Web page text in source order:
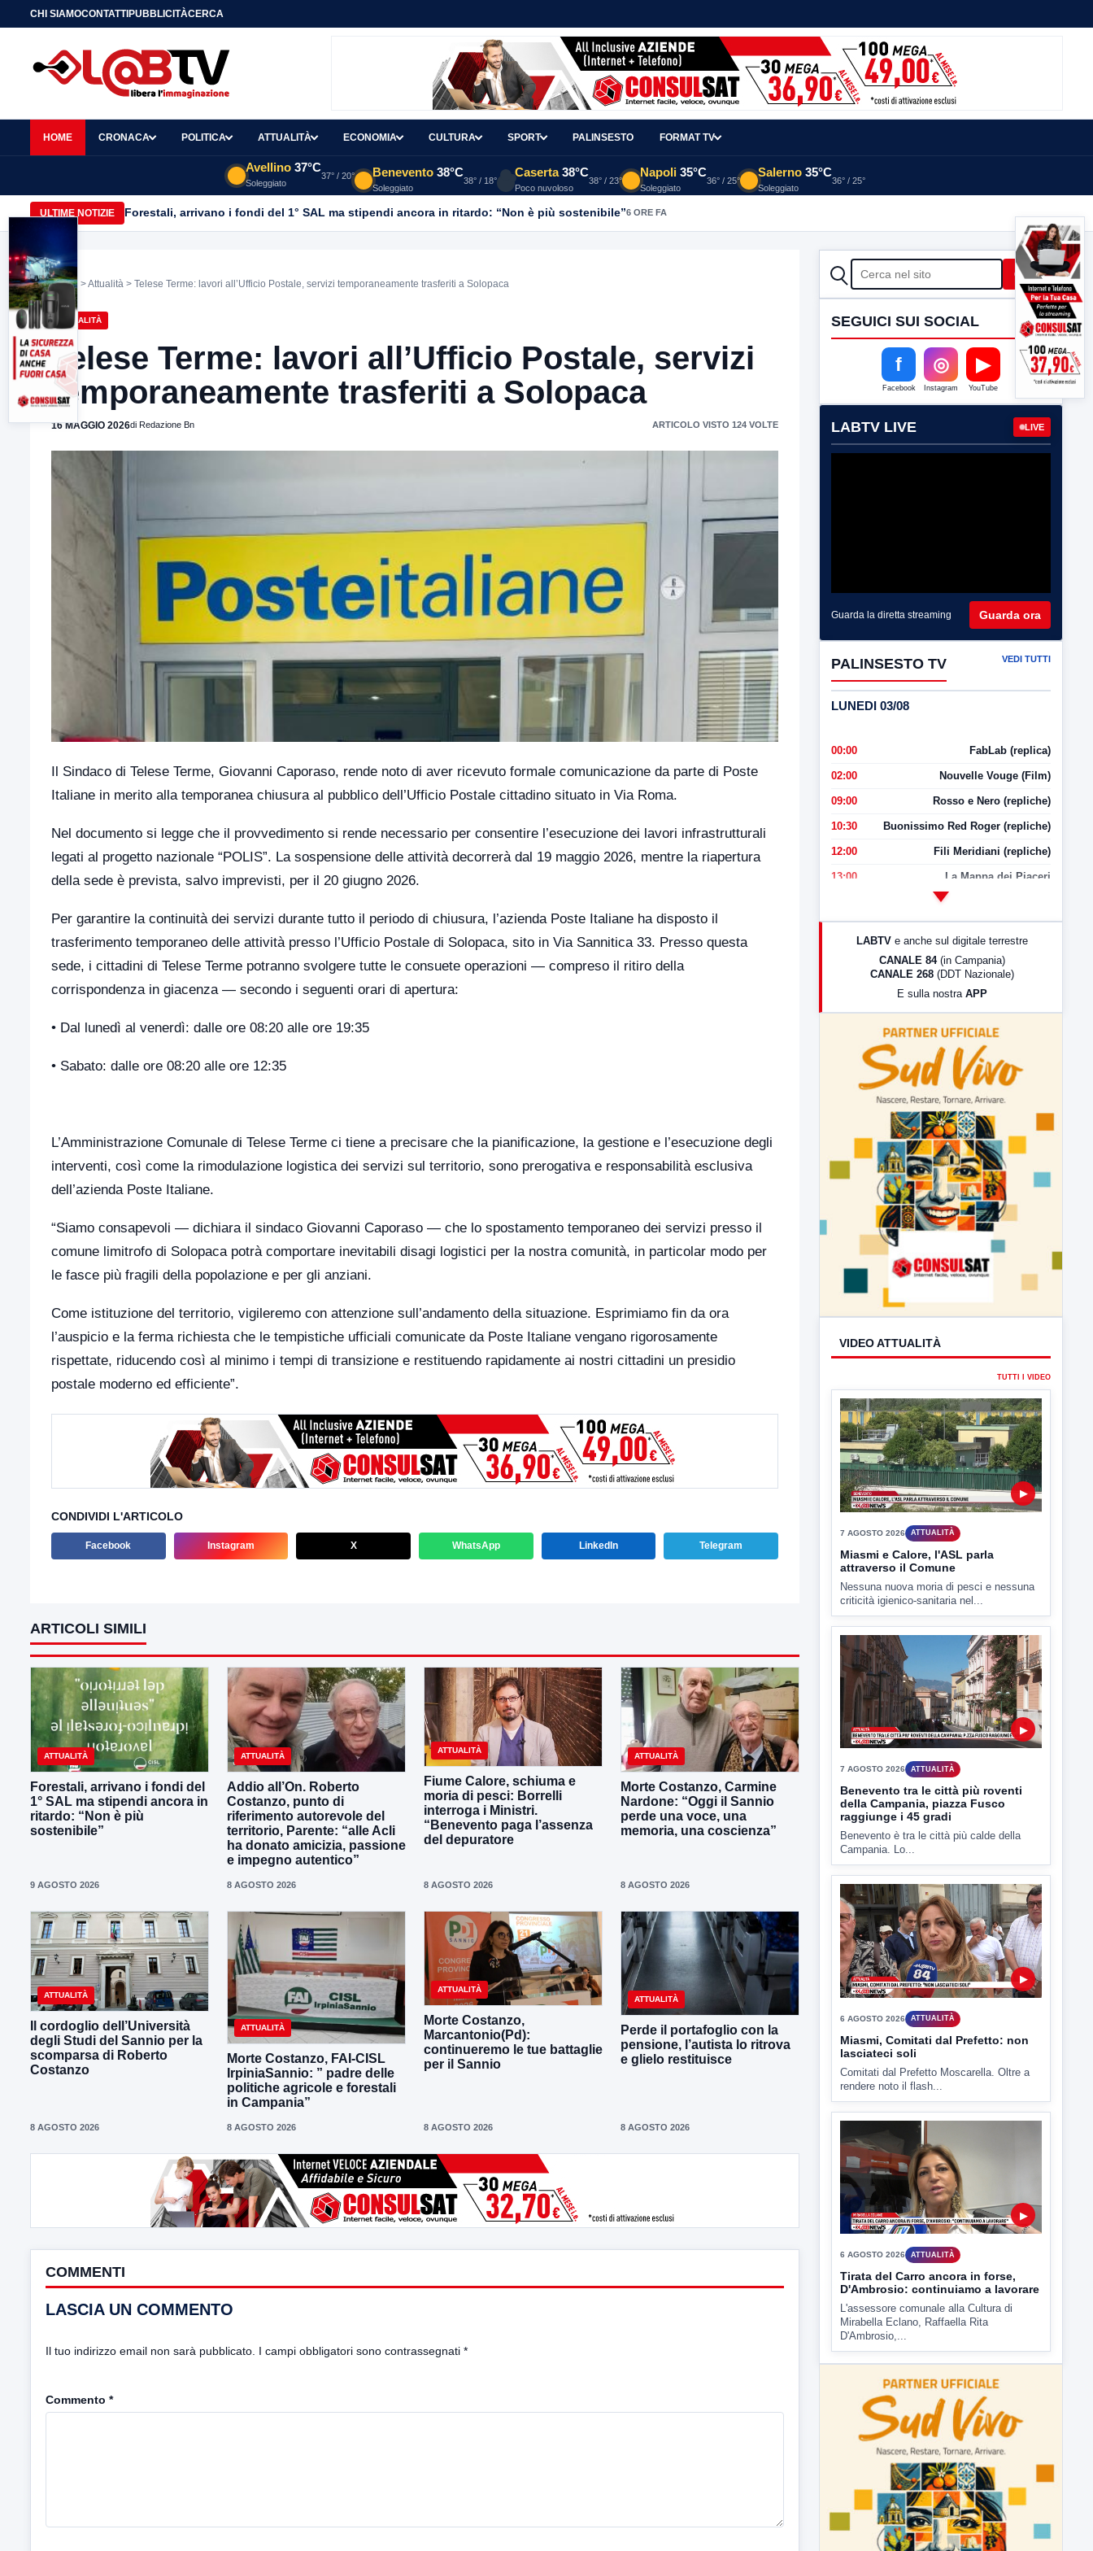
CHI SIAMOCONTATTIPUBBLICITÀCERCA
HOME CRONACA POLITICA ATTUALITÀ ECONOMIA CULTURA SPORT PALINSESTO FORMAT TV
Avellino 37°C
Soleggiato
37° / 20° Benevento 38°C
Soleggiato
38° / 18°
Caserta 38°C
Poco nuvoloso
38° / 23°
Napoli 35°C
Soleggiato
36° / 25°
Salerno 35°C
Soleggiato
36° / 25°
ULTIME NOTIZIE Forestali, arrivano i fondi del 1° SAL ma stipendi ancora in ritardo: “Non è più sostenibile”6 ORE FA
Home >Attualità > Telese Terme: lavori all’Ufficio Postale, servizi temporaneamente trasferiti a Solopaca
ATTUALITÀ
Telese Terme: lavori all’Ufficio Postale, servizi
temporaneamente trasferiti a Solopaca
16 MAGGIO 2026di Redazione Bn ARTICOLO VISTO 124 VOLTE
Il Sindaco di Telese Terme, Giovanni Caporaso, rende noto di aver ricevuto formale comunicazione da parte di Poste
Italiane in merito alla temporanea chiusura al pubblico dell’Ufficio Postale cittadino situato in Via Roma.
Nel documento si legge che il provvedimento si rende necessario per consentire l’esecuzione dei lavori infrastrutturali
legati al progetto nazionale “POLIS”. La sospensione delle attività decorrerà dal 19 maggio 2026, mentre la riapertura
della sede è prevista, salvo imprevisti, per il 20 giugno 2026.
Per garantire la continuità dei servizi durante tutto il periodo di chiusura, l’azienda Poste Italiane ha disposto il
trasferimento temporaneo delle attività presso l’Ufficio Postale di Solopaca, sito in Via Sannitica 33. Presso questa
sede, i cittadini di Telese Terme potranno svolgere tutte le consuete operazioni — compreso il ritiro della
corrispondenza in giacenza — secondo i seguenti orari di apertura:
• Dal lunedì al venerdì: dalle ore 08:20 alle ore 19:35
• Sabato: dalle ore 08:20 alle ore 12:35
L’Amministrazione Comunale di Telese Terme ci tiene a precisare che la pianificazione, la gestione e l’esecuzione degli
interventi, così come la rimodulazione logistica dei servizi sul territorio, sono prerogativa e responsabilità esclusiva
dell’azienda Poste Italiane.
“Siamo consapevoli — dichiara il sindaco Giovanni Caporaso — che lo spostamento temporaneo dei servizi presso il
comune limitrofo di Solopaca potrà comportare inevitabili disagi logistici per la nostra comunità, in particolar modo per
le fasce più fragili della popolazione e per gli anziani.
Come istituzione del territorio, vigileremo con attenzione sull’andamento della situazione. Esprimiamo fin da ora
l’auspicio e la ferma richiesta che le tempistiche ufficiali comunicate da Poste Italiane vengano rigorosamente
rispettate, riducendo così al minimo i tempi di transizione e restituendo rapidamente ai nostri cittadini un presidio
postale moderno ed efficiente”.
CONDIVIDI L'ARTICOLO
Facebook Instagram X WhatsApp LinkedIn Telegram
ARTICOLI SIMILI
ATTUALITÀ
Forestali, arrivano i fondi del
1° SAL ma stipendi ancora in
ritardo: “Non è più
sostenibile”
9 AGOSTO 2026
ATTUALITÀ
Addio all’On. Roberto
Costanzo, punto di
riferimento autorevole del
territorio, Parente: “alle Acli
ha donato amicizia, passione
e impegno autentico”
8 AGOSTO 2026
ATTUALITÀ
Fiume Calore, schiuma e
moria di pesci: Borrelli
interroga i Ministri.
“Benevento paga l’assenza
del depuratore
8 AGOSTO 2026
ATTUALITÀ
Morte Costanzo, Carmine
Nardone: “Oggi il Sannio
perde una voce, una
memoria, una coscienza”
8 AGOSTO 2026
ATTUALITÀ
Il cordoglio dell’Università
degli Studi del Sannio per la
scomparsa di Roberto
Costanzo
8 AGOSTO 2026
ATTUALITÀ
Morte Costanzo, FAI-CISL
IrpiniaSannio: ” padre delle
politiche agricole e forestali
in Campania”
8 AGOSTO 2026
ATTUALITÀ
Morte Costanzo,
Marcantonio(Pd):
continueremo le tue battaglie
per il Sannio
8 AGOSTO 2026
ATTUALITÀ
Perde il portafoglio con la
pensione, l’autista lo ritrova
e glielo restituisce
8 AGOSTO 2026
COMMENTI
LASCIA UN COMMENTO
Il tuo indirizzo email non sarà pubblicato. I campi obbligatori sono contrassegnati *
Commento *
CERCA Cerca
SEGUICI SUI SOCIAL
f
Facebook
◎
Instagram
▶
YouTube
LABTV LIVE LIVE
Guarda la diretta streaming Guarda ora
PALINSESTO TV VEDI TUTTI
LUNEDI 03/08
00:00 FabLab (replica)
02:00 Nouvelle Vouge (Film)
09:00 Rosso e Nero (repliche)
10:30 Buonissimo Red Roger (repliche)
12:00 Fili Meridiani (repliche)
13:00 La Mappa dei Piaceri
LabNews (Diretta)
LabNews (replica)
LABTV e anche sul digitale terrestre
CANALE 84 (in Campania)
CANALE 268 (DDT Nazionale)
E sulla nostra APP
TUTTI I VIDEO
▶
7 AGOSTO 2026 ATTUALITÀ
Miasmi e Calore, l'ASL parla
attraverso il Comune
Nessuna nuova moria di pesci e nessuna
criticità igienico-sanitaria nel...
▶
7 AGOSTO 2026 ATTUALITÀ
Benevento tra le città più roventi
della Campania, piazza Fusco
Benevento è tra le città più calde della
Campania. Lo...
▶
6 AGOSTO 2026 ATTUALITÀ
Miasmi, Comitati dal Prefetto: non
lasciateci soli
Comitati dal Prefetto Moscarella. Oltre a
rendere noto il flash...
6 AGOSTO 2026 ATTUALITÀ
Tirata del Carro ancora in forse,
D'Ambrosio: continuiamo a lavorare
L'assessore comunale alla Cultura di
Mirabella Eclano, Raffaella Rita
D'Ambrosio,...